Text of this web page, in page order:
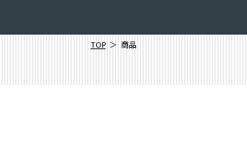
TOP 商品